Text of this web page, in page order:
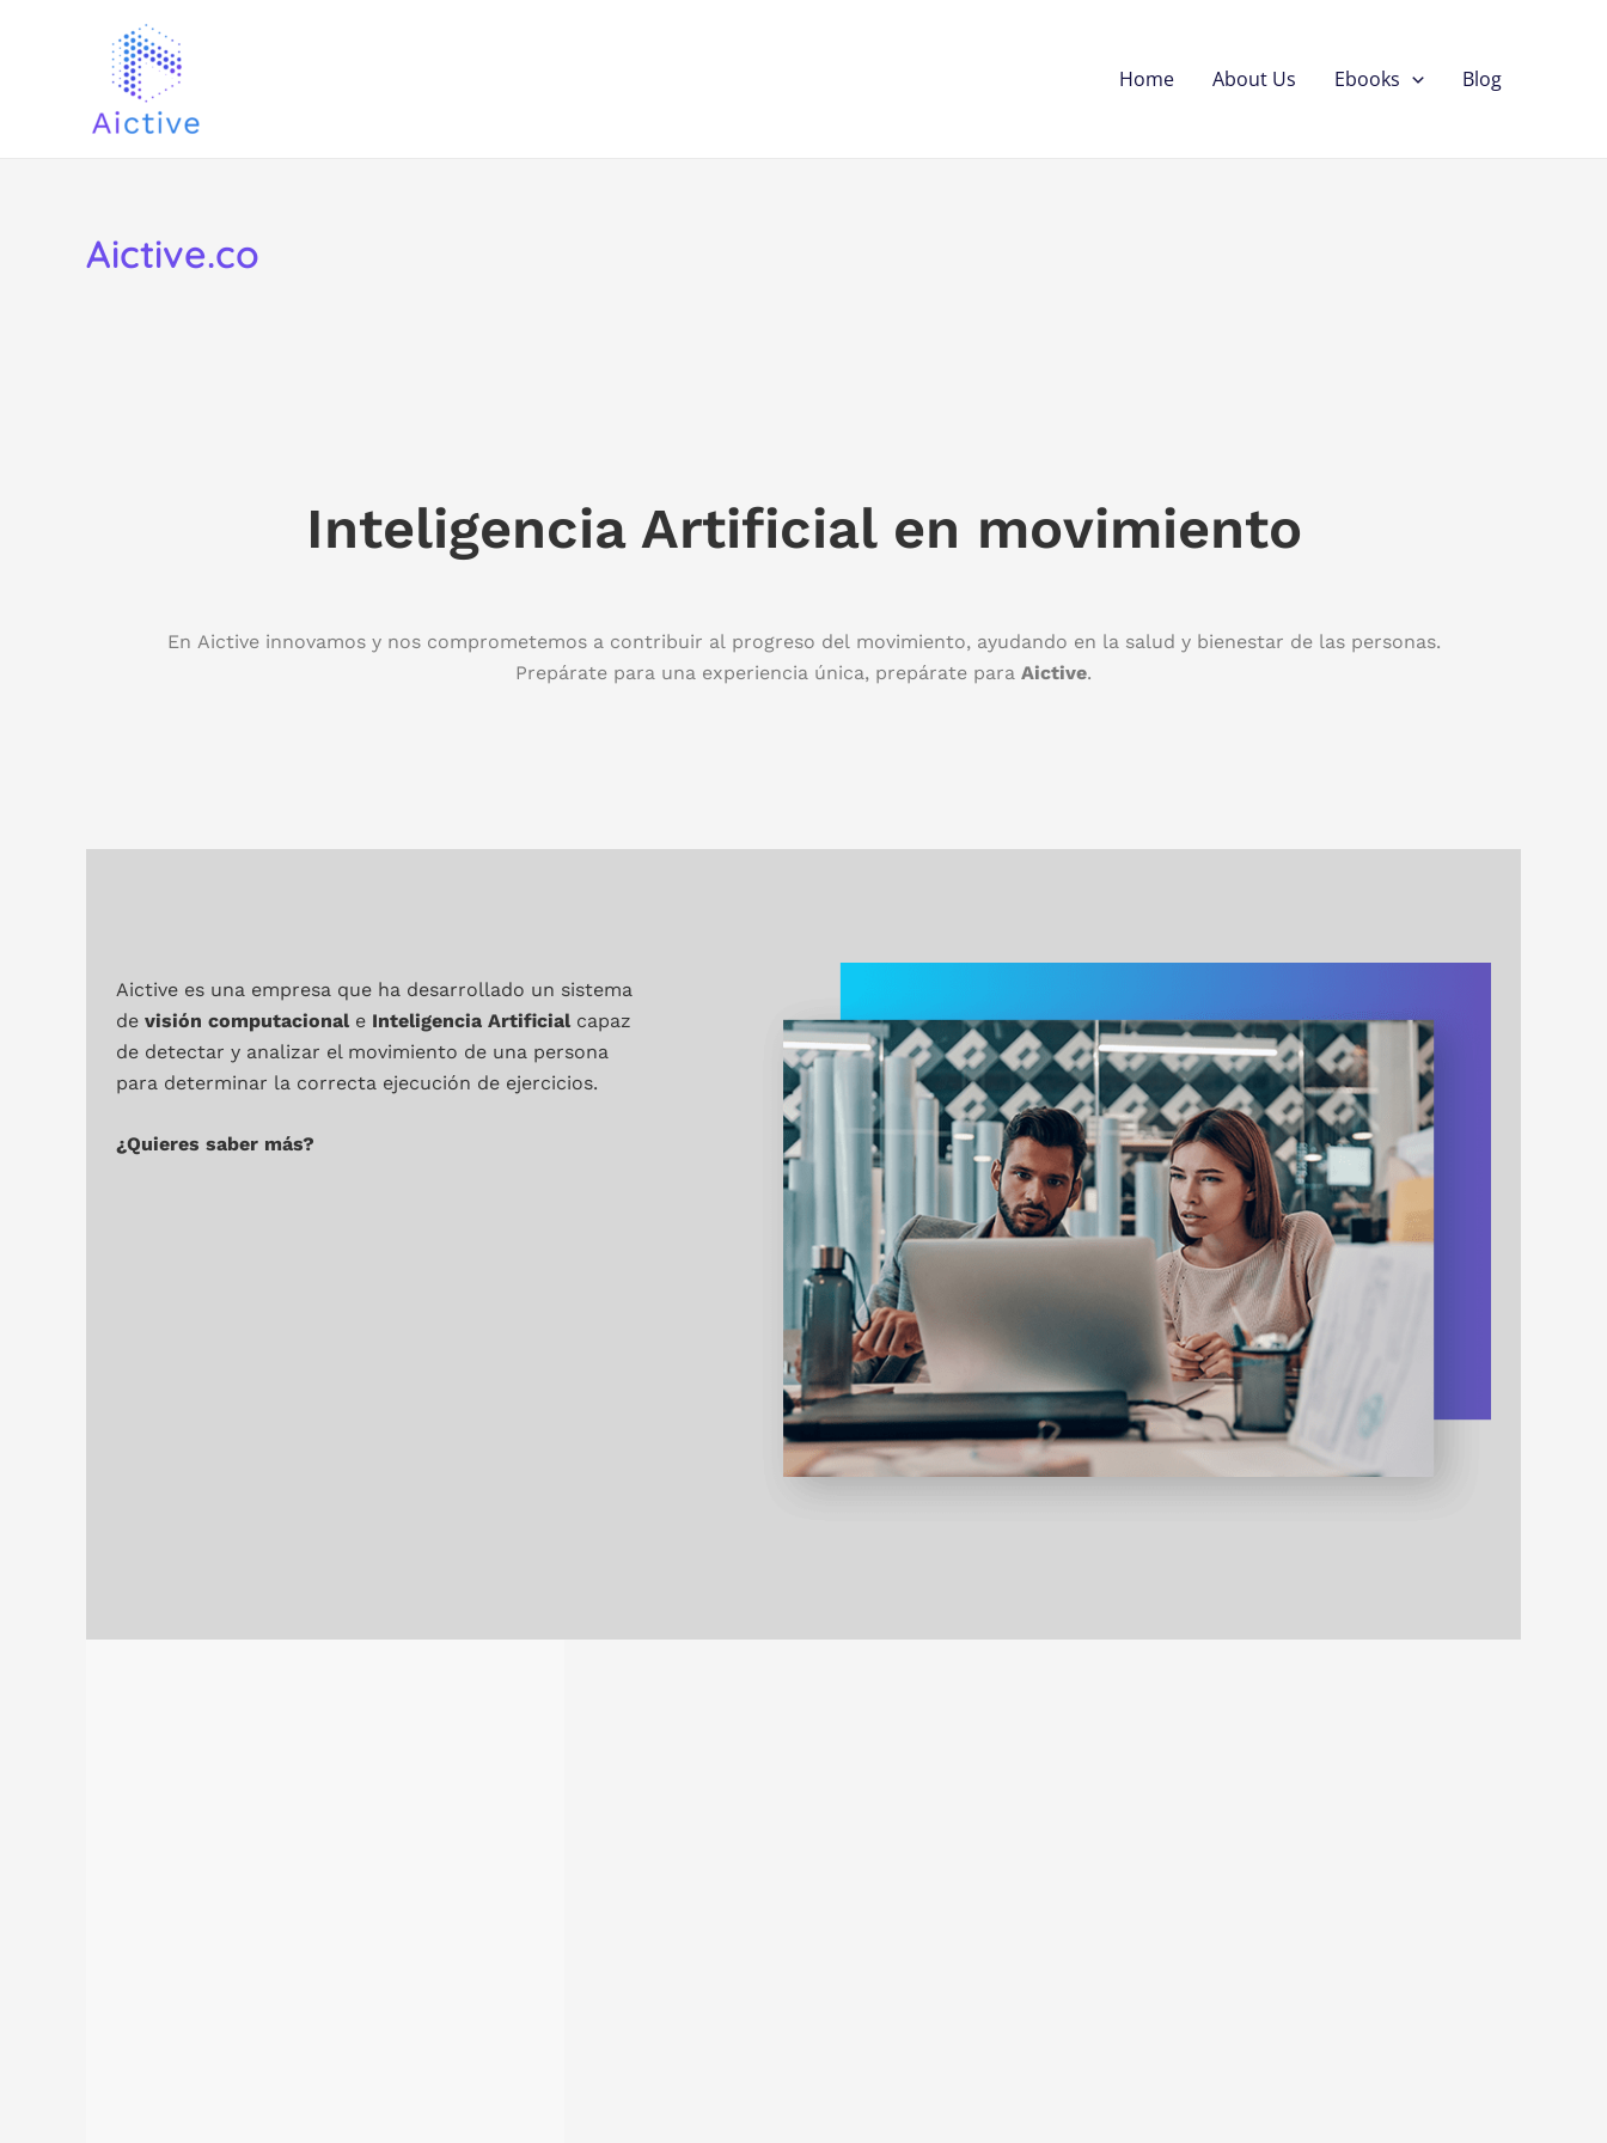
Home About Us Ebooks Blog
Aictive.co
Inteligencia Artificial en movimiento
En Aictive innovamos y nos comprometemos a contribuir al progreso del movimiento, ayudando en la salud y bienestar de las personas.
Prepárate para una experiencia única, prepárate para Aictive.
Aictive es una empresa que ha desarrollado un sistema
de visión computacional e Inteligencia Artificial capaz
de detectar y analizar el movimiento de una persona
para determinar la correcta ejecución de ejercicios.
¿Quieres saber más?